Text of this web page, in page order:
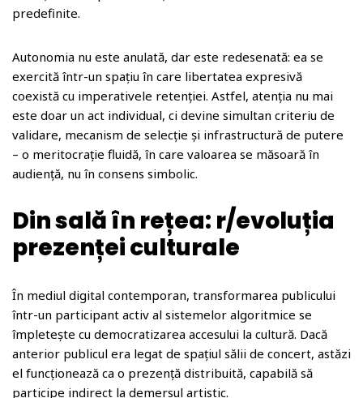
predefinite.
Autonomia nu este anulată, dar este redesenată: ea se
exercită într-un spațiu în care libertatea expresivă
coexistă cu imperativele retenției. Astfel, atenția nu mai
este doar un act individual, ci devine simultan criteriu de
validare, mecanism de selecție și infrastructură de putere
– o meritocrație fluidă, în care valoarea se măsoară în
audiență, nu în consens simbolic.
Din sală în rețea: r/evoluția
prezenței culturale
În mediul digital contemporan, transformarea publicului
într-un participant activ al sistemelor algoritmice se
împletește cu democratizarea accesului la cultură. Dacă
anterior publicul era legat de spațiul sălii de concert, astăzi
el funcționează ca o prezență distribuită, capabilă să
participe indirect la demersul artistic.